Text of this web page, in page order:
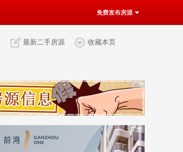
免费发布房源
最新二手房源 收藏本页